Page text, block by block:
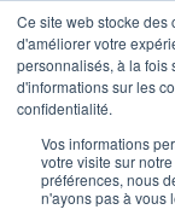
Ce site web stocke des
d'améliorer votre
personnalisés, à la fois
d'informations sur les
confidentialité.
Vos informations
votre visite sur
préférences, nous
n'ayons pas à vous
de